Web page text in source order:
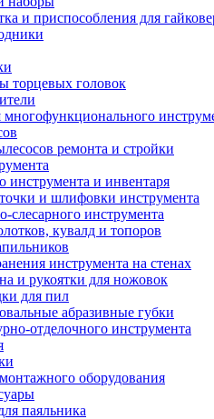
и приспособления для
торцевых головок
многофункционального
ремонта и стройки
инструмента и инвентаря
и шлифовки инструмента
слесарного инструмента
кувалд и топоров
инструмента на стенах
и рукоятки для ножовок
для пил
абразивные губки
отделочного инструмента
оборудования
паяльника